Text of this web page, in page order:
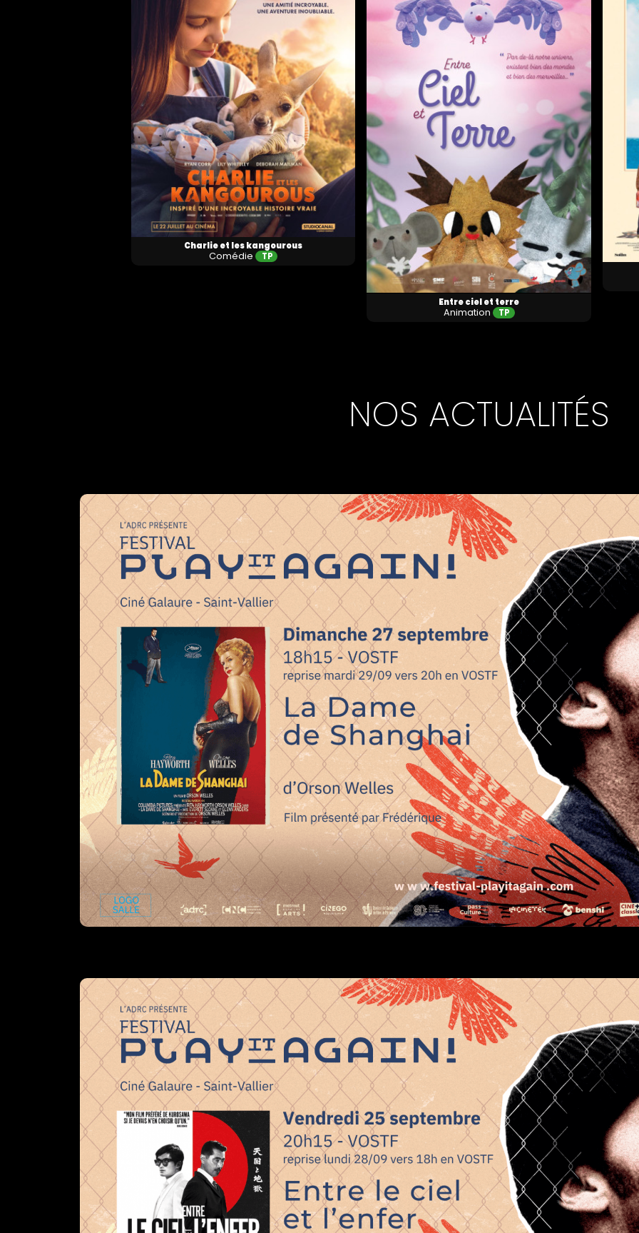
Horaires et Infos
Horaires et Infos
Horaires et Infos
Horaires et Infos
Charlie et les kangourous
Comédie TP
Entre ciel et terre
Animation TP
NOS ACTUALITÉS